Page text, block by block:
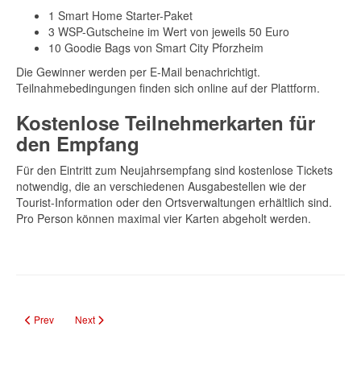
1 Smart Home Starter-Paket
3 WSP-Gutscheine im Wert von jeweils 50 Euro
10 Goodie Bags von Smart City Pforzheim
Die Gewinner werden per E-Mail benachrichtigt.
Teilnahmebedingungen finden sich online auf der Plattform.
Kostenlose Teilnehmerkarten für
den Empfang
Für den Eintritt zum Neujahrsempfang sind kostenlose Tickets
notwendig, die an verschiedenen Ausgabestellen wie der
Tourist-Information oder den Ortsverwaltungen erhältlich sind.
Pro Person können maximal vier Karten abgeholt werden.
Previous article: Vorgezogene Bundestagswahl 2025: Wichtige Fristen und
Prev Next article: Nagoldtalbahn
Next